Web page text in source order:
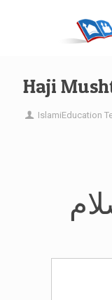
Haji
IslamiEducation